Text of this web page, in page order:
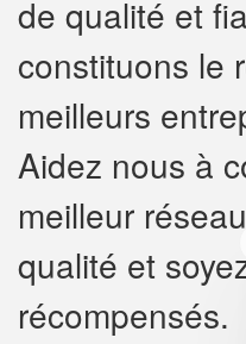
de qualité et
constituons le
meilleurs
Aidez nous à
meilleur
qualité et
récompensés.